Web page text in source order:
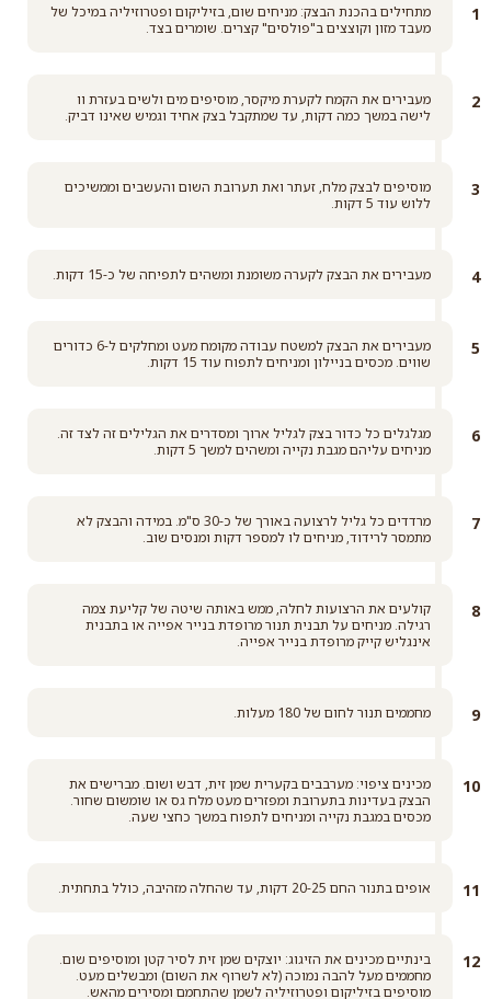
מתחילים בהכנת הבצק: מניחים שום, בזיליקום ופטרוזיליה במיכל של
מעבד מזון וקוצצים ב"פולסים" קצרים. שומרים בצד.
מעבירים את הקמח לקערת מיקסר, מוסיפים מים ולשים בעזרת וו
לישה במשך כמה דקות, עד שמתקבל בצק אחיד וגמיש שאינו דביק.
מוסיפים לבצק מלח, זעתר ואת תערובת השום והעשבים וממשיכים
ללוש עוד 5 דקות.
מעבירים את הבצק לקערה משומנת ומשהים לתפיחה של כ-15 דקות.
מעבירים את הבצק למשטח עבודה מקומח מעט ומחלקים ל-6 כדורים
שווים. מכסים בניילון ומניחים לתפוח עוד 15 דקות.
מגלגלים כל כדור בצק לגליל ארוך ומסדרים את הגלילים זה לצד זה.
מניחים עליהם מגבת נקייה ומשהים למשך 5 דקות.
מרדדים כל גליל לרצועה באורך של כ-30 ס"מ. במידה והבצק לא
מתמסר לרידוד, מניחים לו למספר דקות ומנסים שוב.
קולעים את הרצועות לחלה, ממש באותה שיטה של קליעת צמה
רגילה. מניחים על תבנית תנור מרופדת בנייר אפייה או בתבנית
אינגליש קייק מרופדת בנייר אפייה.
מחממים תנור לחום של 180 מעלות.
מכינים ציפוי: מערבבים בקערית שמן זית, דבש ושום. מברישים את
הבצק בעדינות בתערובת ומפזרים מעט מלח גס או שומשום שחור.
מכסים במגבת נקייה ומניחים לתפוח במשך כחצי שעה.
אופים בתנור החם 20-25 דקות, עד שהחלה מזהיבה, כולל בתחתית.
בינתיים מכינים את הזיגוג: יוצקים שמן זית לסיר קטן ומוסיפים שום.
מחממים מעל להבה נמוכה (לא לשרוף את השום) ומבשלים מעט.
מוסיפים בזיליקום ופטרוזיליה לשמן שהתחמם ומסירים מהאש.